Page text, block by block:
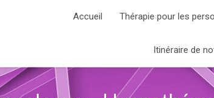
Accueil Thérapie pour les
Itinéraire de